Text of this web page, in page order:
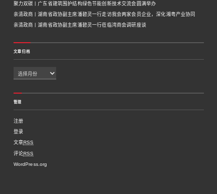
聚力双碳丨广东省建筑围护结构绿色节能创新技术交流会圆满举办
亲清政商丨湖南省政协副主席潘碧灵一行走访我会两家会员企业，深化湘粤产业协同
亲清政商丨湖南省政协副主席潘碧灵一行莅临湾商会调研座谈
文章归档
管理
注册
登录
文章RSS
评论RSS
WordPress.org